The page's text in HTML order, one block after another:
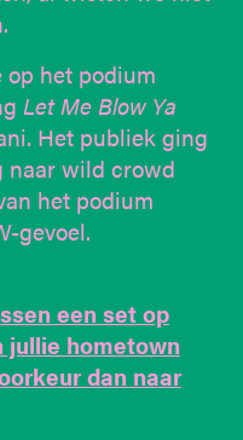
het podium
Let Me Blow Ya
Het publiek ging
naar wild crowd
het podium
gevoel.
een set op
jullie hometown
dan naar